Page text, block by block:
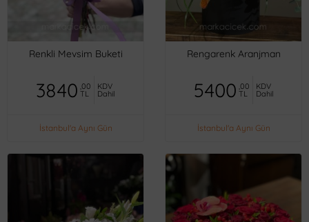
Renkli Mevsim Buketi
3840 ,00
TL
KDV
Dahil
İstanbul'a Aynı Gün
Rengarenk Aranjman
5400 ,00
TL
KDV
Dahil
İstanbul'a Aynı Gün